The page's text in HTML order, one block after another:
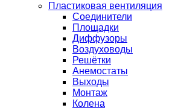
Пластиковая вентиляция
Соединители
Площадки
Диффузоры
Воздуховоды
Решётки
Анемостаты
Выходы
Монтаж
Колена